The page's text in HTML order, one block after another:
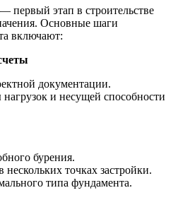
— первый этап в строительстве
Основные шаги
включают:
документации.
и несущей способности
бурения.
нескольких точках застройки.
типа фундамента.